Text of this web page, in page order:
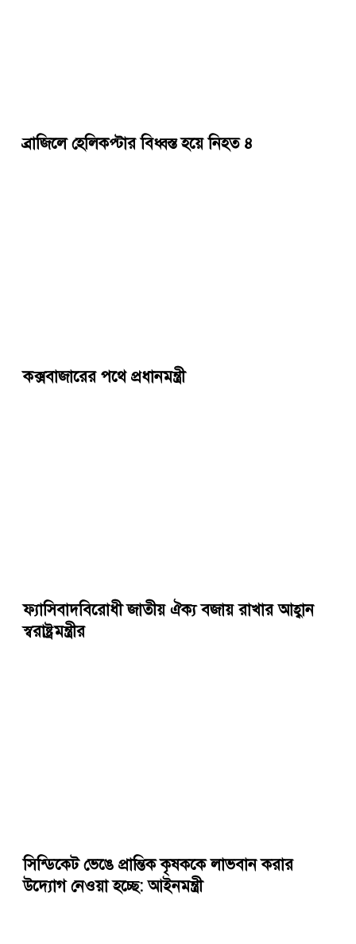
ব্রাজিলে হেলিকপ্টার বিধ্বস্ত হয়ে নিহত ৪
কক্সবাজারের পথে প্রধানমন্ত্রী
ফ্যাসিবাদবিরোধী জাতীয় ঐক্য বজায় রাখার আহ্বান
স্বরাষ্ট্রমন্ত্রীর
সিন্ডিকেট ভেঙে প্রান্তিক কৃষককে লাভবান করার
উদ্যোগ নেওয়া হচ্ছে: আইনমন্ত্রী